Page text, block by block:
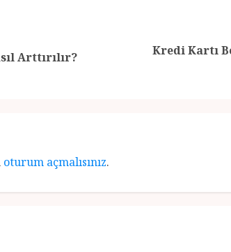
Previous
Arttırılır?
Next
Kredi Kartı
oturum açmalısınız.